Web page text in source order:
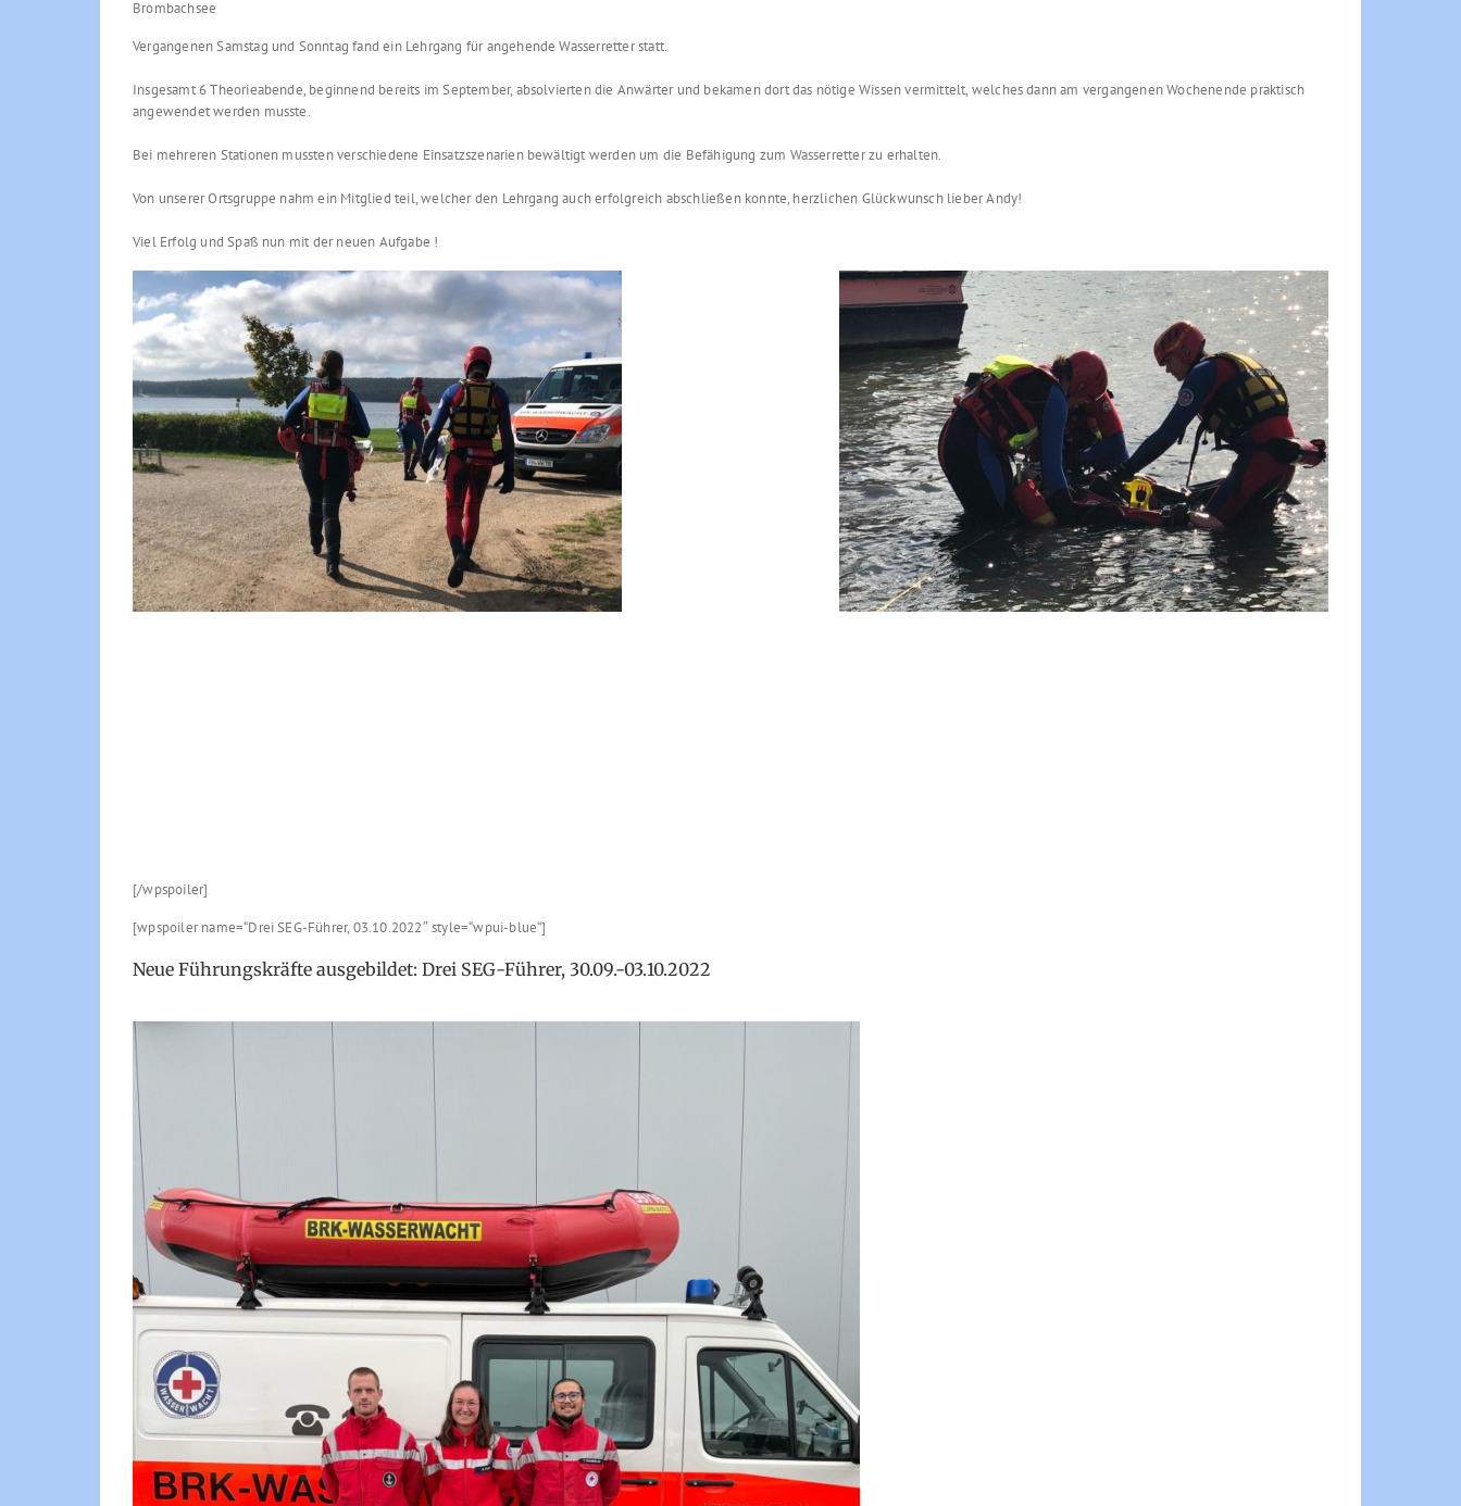
Brombachsee
Vergangenen Samstag und Sonntag fand ein Lehrgang für angehende Wasserretter statt.
Insgesamt 6 Theorieabende, beginnend bereits im September, absolvierten die Anwärter und bekamen dort das nötige Wissen vermittelt, welches dann am vergangenen Wochenende praktisch
angewendet werden musste.
Bei mehreren Stationen mussten verschiedene Einsatzszenarien bewältigt werden um die Befähigung zum Wasserretter zu erhalten.
Von unserer Ortsgruppe nahm ein Mitglied teil, welcher den Lehrgang auch erfolgreich abschließen konnte, herzlichen Glückwunsch lieber Andy!
Viel Erfolg und Spaß nun mit der neuen Aufgabe !
[/wpspoiler]
[wpspoiler name=“Drei SEG-Führer, 03.10.2022″ style=“wpui-blue“]
Neue Führungskräfte ausgebildet: Drei SEG-Führer, 30.09.-03.10.2022